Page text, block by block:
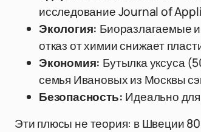
исследование Journal of
Экология: Биоразлагаемые
отказ от химии снижает
Экономия: Бутылка уксуса
семья Ивановых из Москвы
Безопасность: Идеально
Эти плюсы не теория: в Швеции